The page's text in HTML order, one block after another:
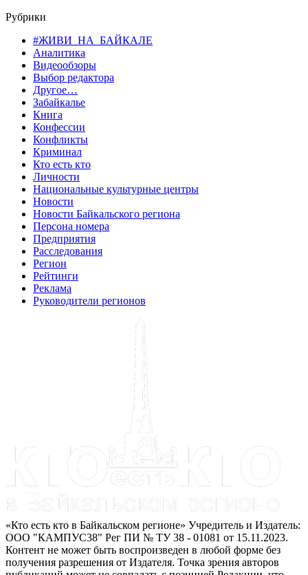
Рубрики
#ЖИВИ_НА_БАЙКАЛЕ
Аналитика
Видеообзоры
Выбор редактора
Другое…
Забайкалье
Книга
Конфессии
Конфликты
Криминал
Кто есть кто
Личности
Национальные культурные центры
Новости
Новости Байкальского региона
Персона номера
Предприятия
Расследования
Регион
Рейтинги
Реклама
Руководители регионов
«Кто есть кто в Байкальском регионе» Учредитель и Издатель:
ООО "КАМПУС38" Рег ПИ № ТУ 38 - 01081 от 15.11.2023.
Контент не может быть воспроизведен в любой форме без
получения разрешения от Издателя. Точка зрения авторов